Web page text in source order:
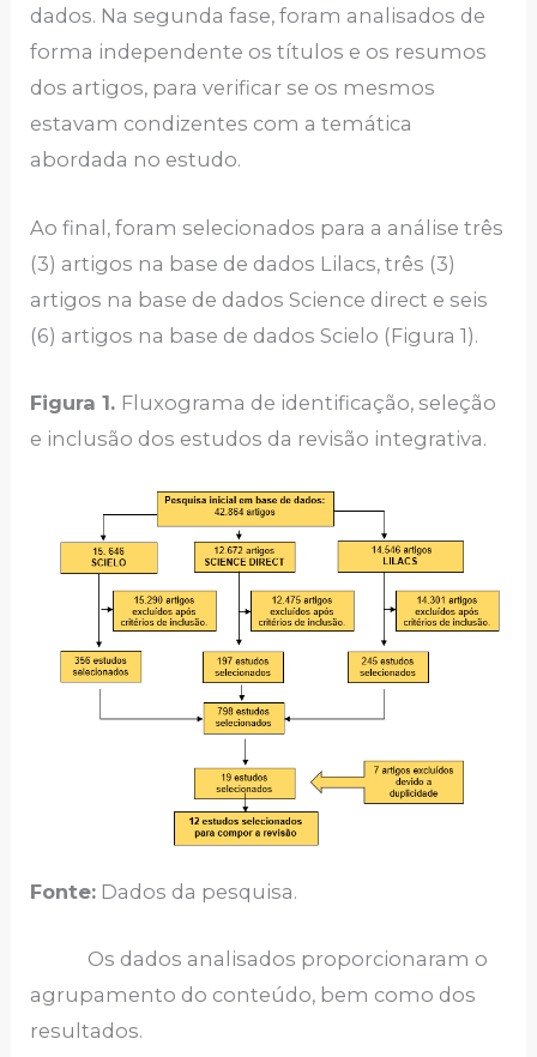
dados. Na segunda fase, foram analisados de
forma independente os títulos e os resumos
dos artigos, para verificar se os mesmos
estavam condizentes com a temática
abordada no estudo.
Ao final, foram selecionados para a análise três
(3) artigos na base de dados Lilacs, três (3)
artigos na base de dados Science direct e seis
(6) artigos na base de dados Scielo (Figura 1).
Figura 1. Fluxograma de identificação, seleção
e inclusão dos estudos da revisão integrativa.
Fonte: Dados da pesquisa.
Os dados analisados proporcionaram o
agrupamento do conteúdo, bem como dos
resultados.